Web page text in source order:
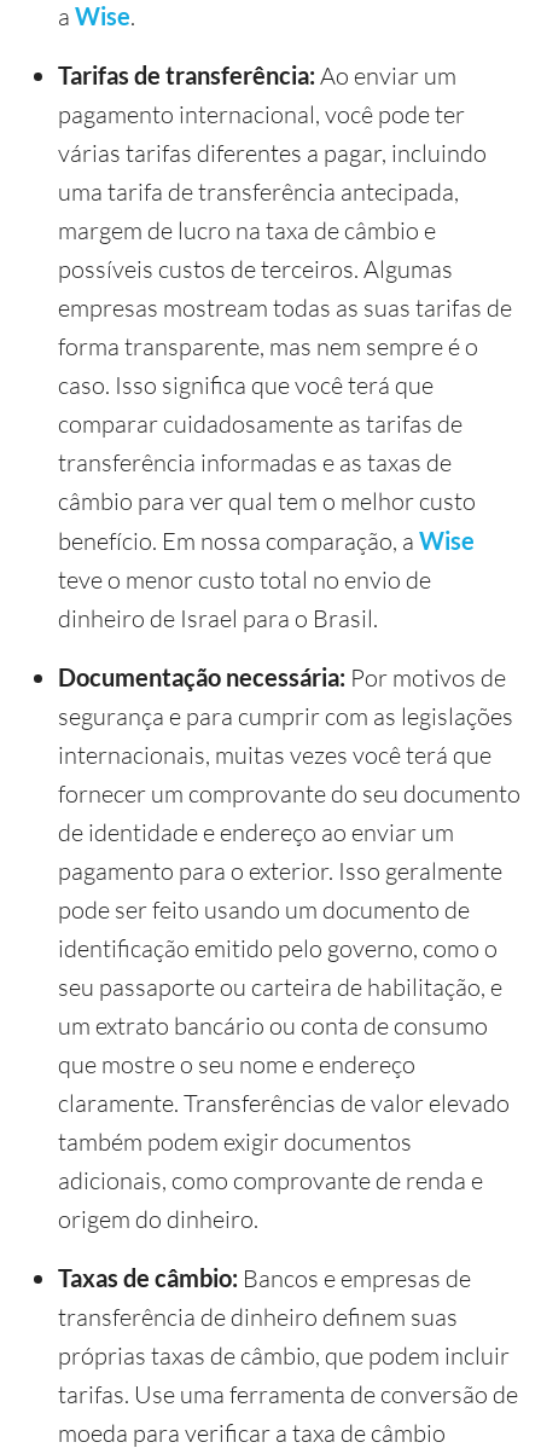
a Wise.
Tarifas de transferência: Ao enviar um
pagamento internacional, você pode ter
várias tarifas diferentes a pagar, incluindo
uma tarifa de transferência antecipada,
margem de lucro na taxa de câmbio e
possíveis custos de terceiros. Algumas
empresas mostream todas as suas tarifas de
forma transparente, mas nem sempre é o
caso. Isso significa que você terá que
comparar cuidadosamente as tarifas de
transferência informadas e as taxas de
câmbio para ver qual tem o melhor custo
benefício. Em nossa comparação, a Wise
teve o menor custo total no envio de
dinheiro de Israel para o Brasil.
Documentação necessária: Por motivos de
segurança e para cumprir com as legislações
internacionais, muitas vezes você terá que
fornecer um comprovante do seu documento
de identidade e endereço ao enviar um
pagamento para o exterior. Isso geralmente
pode ser feito usando um documento de
identificação emitido pelo governo, como o
seu passaporte ou carteira de habilitação, e
um extrato bancário ou conta de consumo
que mostre o seu nome e endereço
claramente. Transferências de valor elevado
também podem exigir documentos
adicionais, como comprovante de renda e
origem do dinheiro.
Taxas de câmbio: Bancos e empresas de
transferência de dinheiro definem suas
próprias taxas de câmbio, que podem incluir
tarifas. Use uma ferramenta de conversão de
moeda para verificar a taxa de câmbio